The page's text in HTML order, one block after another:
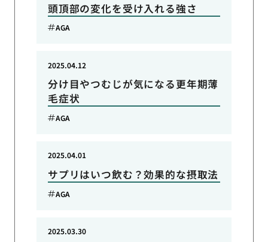
頭頂部の変化を受け入れる強さ
AGA
分け目やつむじが気になる更年期薄
毛症状
2025.04.12
AGA
サプリはいつ飲む？効果的な摂取法
2025.04.01
AGA
2025.03.30